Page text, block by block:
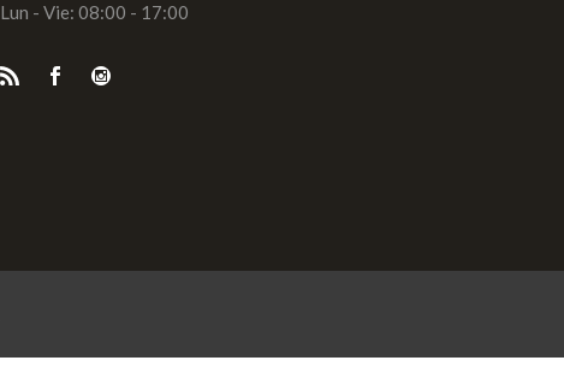
Lun - Vie: 08:00 - 17:00